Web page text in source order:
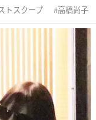
トスクープ 高橋尚子